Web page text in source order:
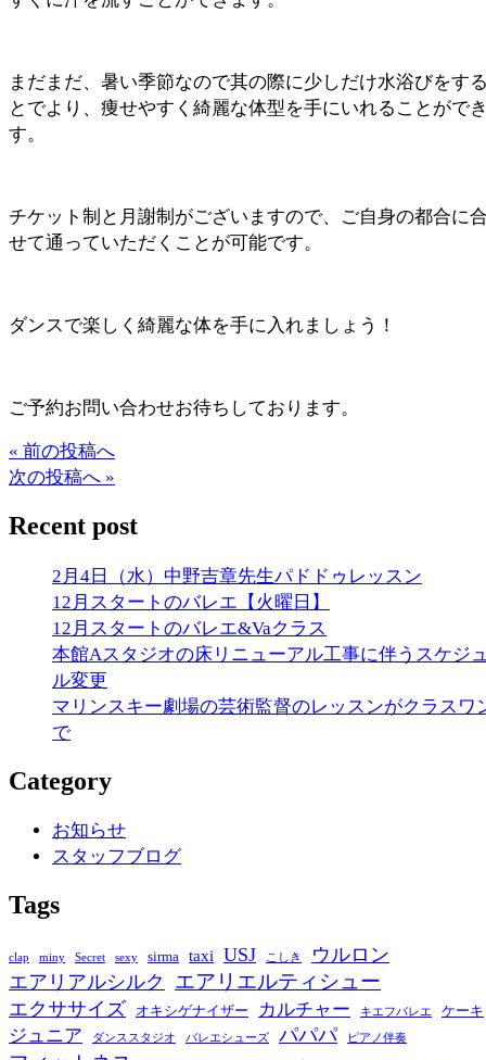
まだまだ、暑い季節なので其の際に少しだけ水浴びをす
とでより、痩せやすく綺麗な体型を手にいれることがで
す。
チケット制と月謝制がございますので、ご自身の都合に
せて通っていただくことが可能です。
ダンスで楽しく綺麗な体を手に入れましょう！
ご予約お問い合わせお待ちしております。
« 前の投稿へ
次の投稿へ »
Recent post
2月4日（水）中野吉章先生パドドゥレッスン
12月スタートのバレエ【火曜日】
12月スタートのバレエ&Vaクラス
本館Aスタジオの床リニューアル工事に伴うスケジ
ル変更
マリンスキー劇場の芸術監督のレッスンがクラスワ
で
Category
お知らせ
スタッフブログ
Tags
clap miny Secret sexy sirma taxi USJ こしき
ウルロン
エアリアルシルク
エアリエルティシュー
エクササイズ オキシゲナイザー カルチャー キエフバレエ ケーキ
ジュニア ダンススタジオ バレエシューズ パパパ ピアノ伴奏